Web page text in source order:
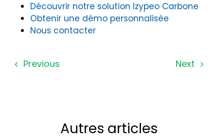
Découvrir notre solution Izypeo Carbone
Obtenir une démo personnalisée
Nous contacter
Previous Next
Autres articles